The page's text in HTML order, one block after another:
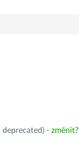
- změnit?